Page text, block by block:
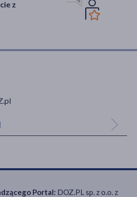
z
Portal: DOZ.PL sp. z o.o. z